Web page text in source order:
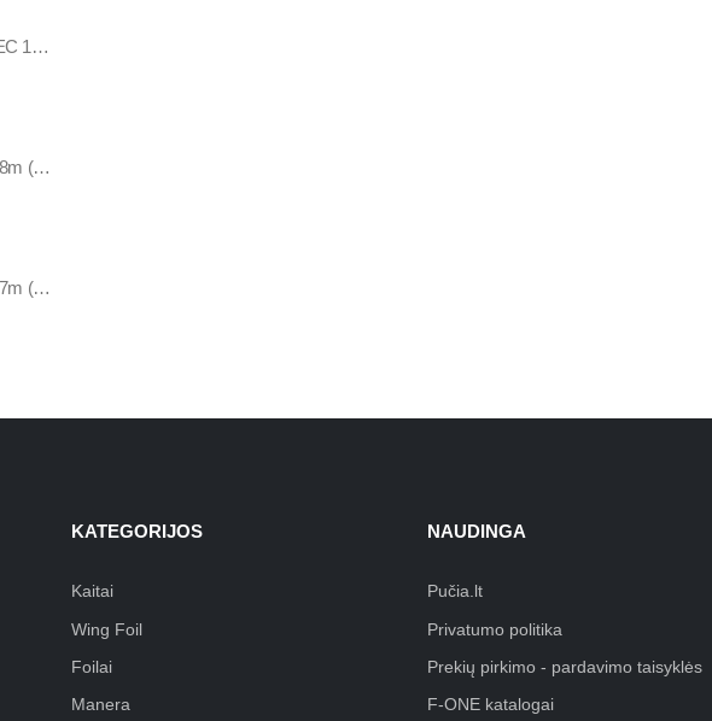
F-ONE TRIGGER TEC 10m (naudotas)
F-ONE BANDIT XVI 8m (naudotas)
F-ONE BANDIT XVI 7m (naudotas)
KATEGORIJOS
Kaitai
Wing Foil
Foilai
Manera
NAUDINGA
Pučia.lt
Privatumo politika
Prekių pirkimo - pardavimo taisyklės
F-ONE katalogai